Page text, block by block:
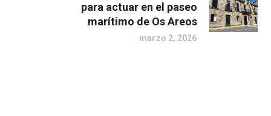
para actuar en el paseo
marítimo de Os Areos
marzo 2, 2026